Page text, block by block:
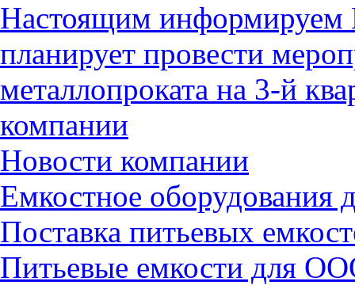
Настоящим
планирует провести
металлопроката на 3-й
компании
Новости компании
Емкостное
Поставка питьевых
Питьевые емкости для